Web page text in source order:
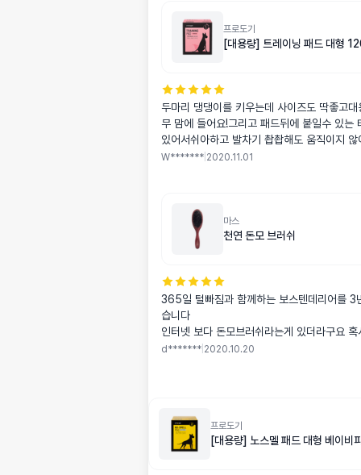
프로도기
[대용량] 트레이닝 패드 대형
두마리 댕댕이를 키우는데 사이즈도 딱좋고대
무 맘에 들어요!그리고 패드뒤에 붙일수 있는
있어서쉬아하고 발차기 촵촵해도 움직이지
스럽습니다그리고 흡수력두요! 한번 쉬아할때
W******* 2020.11.01
마스
천연 돈모 브러쉬
365일 털빠짐과 함께하는 보스텐데리어를 3
습니다
인터넷 보다 돈모브러쉬라는게 있더라구요
해봤는데 정말 좋아요 죽은털 빠짐과 털에 윤
d******* 2020.10.20
프로도기
[대용량] 노스멜 패드 대형 베이비